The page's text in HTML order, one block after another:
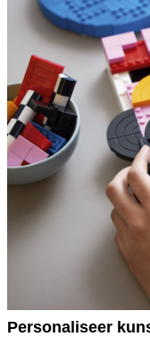
Personaliseer